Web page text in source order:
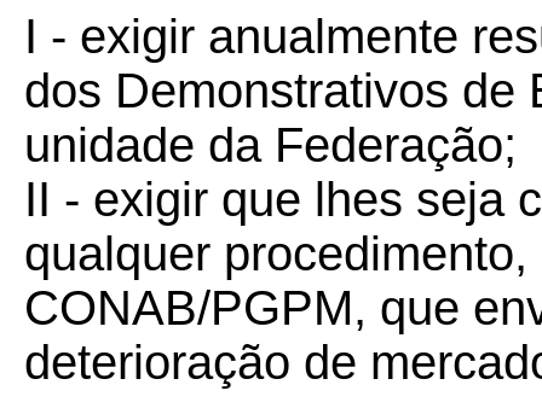
I - exigir anualmente
dos Demonstrativos de
unidade da Federação;
II - exigir que lhes seja
qualquer
CONAB/PGPM, que
deterioração de